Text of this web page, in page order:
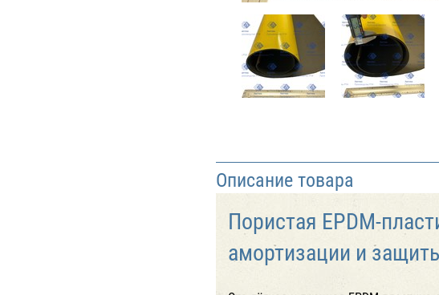
Описание товара
Пористая EPDM-
амортизации и